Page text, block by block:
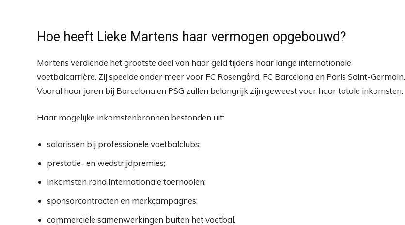
Hoe heeft Lieke Martens haar vermogen opgebouwd?
Martens verdiende het grootste deel van haar geld tijdens haar lange internationale
voetbalcarrière. Zij speelde onder meer voor FC Rosengård, FC Barcelona en Paris Saint-Germain.
Vooral haar jaren bij Barcelona en PSG zullen belangrijk zijn geweest voor haar totale inkomsten.
Haar mogelijke inkomstenbronnen bestonden uit:
salarissen bij professionele voetbalclubs;
prestatie- en wedstrijdpremies;
inkomsten rond internationale toernooien;
sponsorcontracten en merkcampagnes;
commerciële samenwerkingen buiten het voetbal.